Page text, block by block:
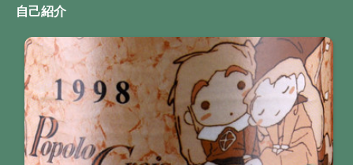
自己紹介